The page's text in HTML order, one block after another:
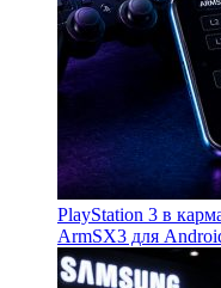
PlayStation 3 в
ArmSX3 для